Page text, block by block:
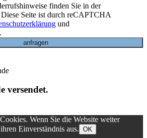
finden Sie in der
Diese Seite ist durch reCAPTCHA
und
.
versendet.
Wenn Sie die Website weiter
Einverständnis aus. OK